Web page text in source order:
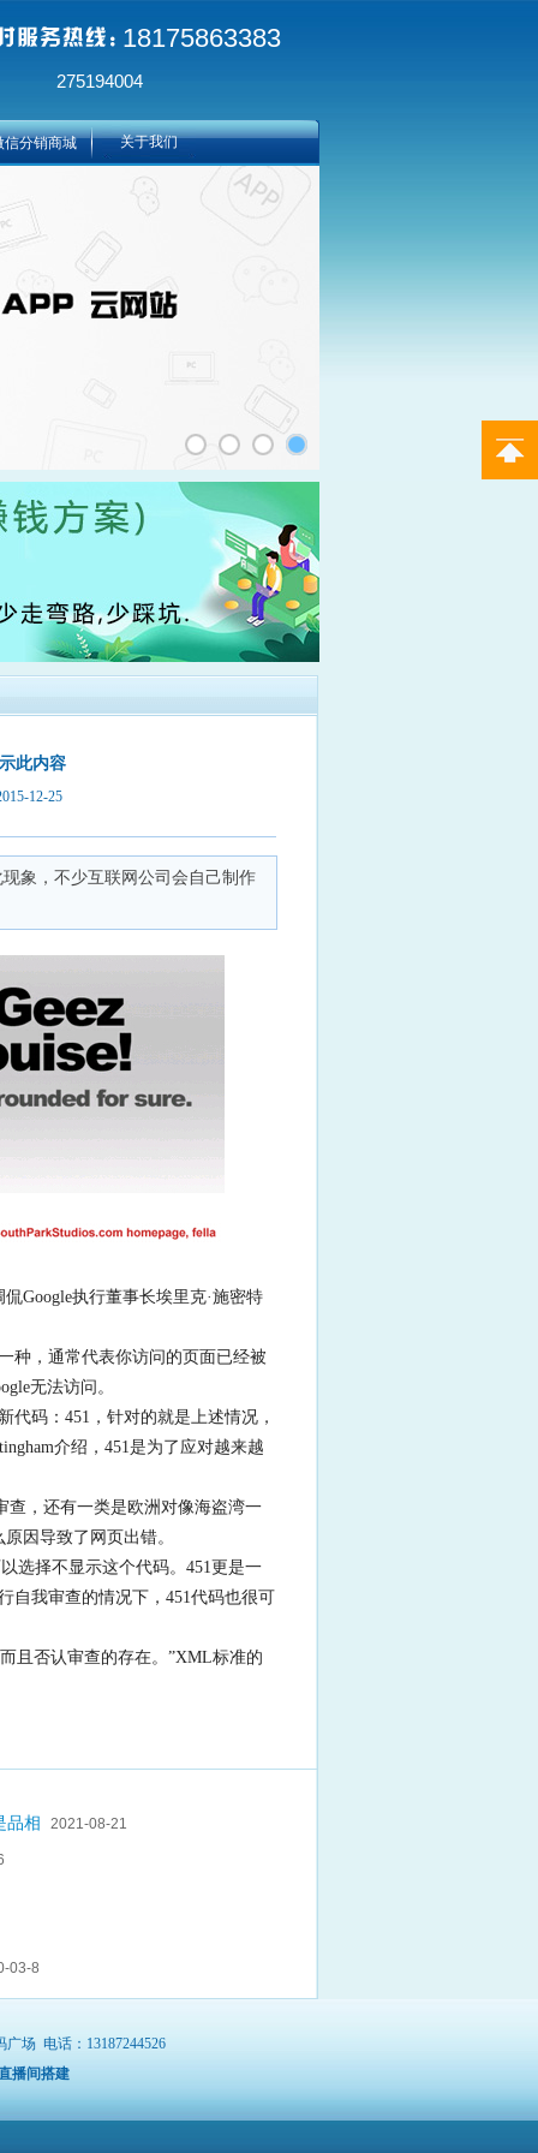
18175863383
275194004
信分销商城 关于我们
此内容
12-25
象，不少互联网公司会自己制作
Google执行董事长埃里克·施密特
种，通常代表你访问的页面已经被
无法访问。
码：451，针对的就是上述情况，
介绍，451是为了应对越来越
查，还有一类是欧洲对像海盗湾一
因导致了网页出错。
选择不显示这个代码。451更是一
自我审查的情况下，451代码也很可
且否认审查的存在。”XML标准的
品相 2021-08-21
03-8
场 电话：13187244526
播间搭建